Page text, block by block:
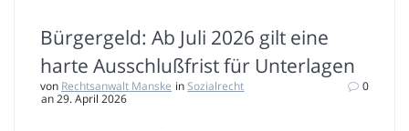
Bürgergeld: Ab Juli 2026 gilt eine
harte Ausschlußfrist für Unterlagen
von Rechtsanwalt Manske inSozialrecht
an 29. April 2026
0